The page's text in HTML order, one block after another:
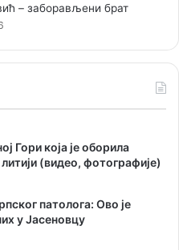
– заборављени брат
Гори која је оборила
(видео, фотографије)
патолога: Ово је
у Јасеновцу